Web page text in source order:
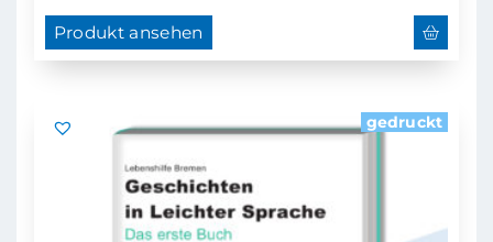
Produkt ansehen
gedruckt